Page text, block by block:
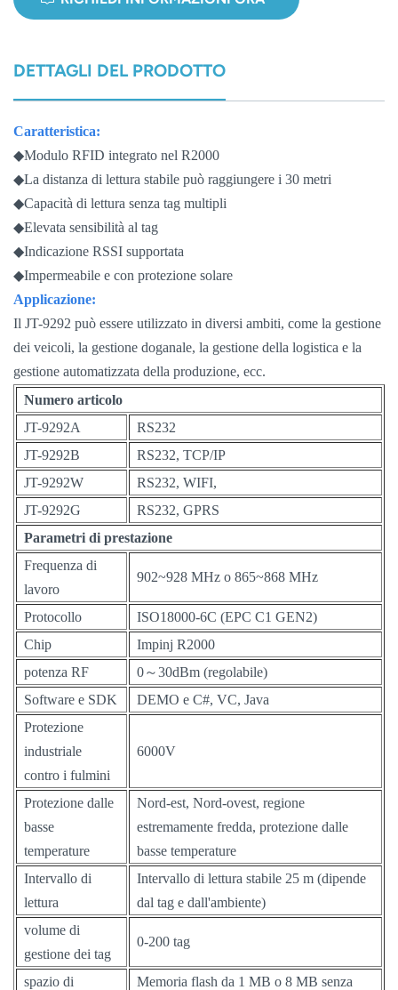
DETTAGLI DEL PRODOTTO
Caratteristica:
◆Modulo RFID integrato nel R2000
◆La distanza di lettura stabile può raggiungere i 30 metri
◆Capacità di lettura senza tag multipli
◆Elevata sensibilità al tag
◆Indicazione RSSI supportata
◆Impermeabile e con protezione solare
Applicazione:
Il JT-9292 può essere utilizzato in diversi ambiti, come la gestione
dei veicoli, la gestione doganale, la gestione della logistica e la
gestione automatizzata della produzione, ecc.
Numero articolo
JT-9292A
RS232
JT-9292B
RS232, TCP/IP
JT-9292W
RS232, WIFI,
JT-9292G
RS232, GPRS
Parametri di prestazione
Frequenza di
lavoro
902~928 MHz o 865~868 MHz
Protocollo
ISO18000-6C (EPC C1 GEN2)
Chip
Impinj R2000
potenza RF
0～30dBm (regolabile)
Software e SDK
DEMO e C#, VC, Java
Protezione
industriale
contro i fulmini
6000V
Protezione dalle
basse
temperature
Nord-est, Nord-ovest, regione
estremamente fredda, protezione dalle
basse temperature
Intervallo di
lettura
Intervallo di lettura stabile 25 m (dipende
dal tag e dall'ambiente)
volume di
gestione dei tag
0-200 tag
spazio di
Memoria flash da 1 MB o 8 MB senza